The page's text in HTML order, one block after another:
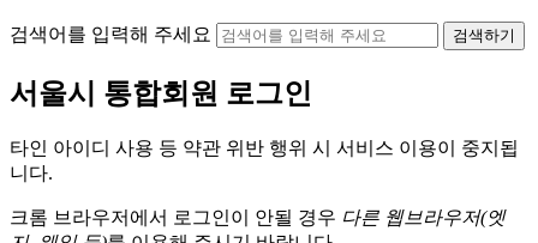
검색어를 입력해 주세요 검색하기
서울시 통합회원 로그인
타인 아이디 사용 등 약관 위반 행위 시 서비스 이용이 중지됩
니다.
크롬 브라우저에서 로그인이 안될 경우 다른 웹브라우저(엣